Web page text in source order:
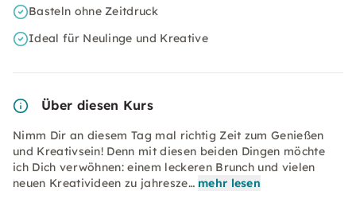
Basteln ohne Zeitdruck
Ideal für Neulinge und Kreative
Über diesen Kurs
Nimm Dir an diesem Tag mal richtig Zeit zum Genießen
und Kreativsein! Denn mit diesen beiden Dingen möchte
ich Dich verwöhnen: einem leckeren Brunch und vielen
neuen Kreativideen zu jahresze… mehr lesen